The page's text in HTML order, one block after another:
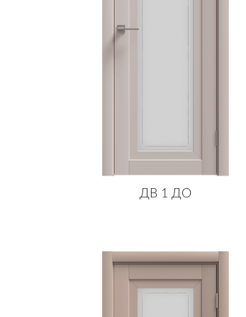
ДВ 1 ДО